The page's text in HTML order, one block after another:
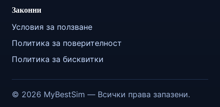
Законни
Условия за ползване
Политика за поверителност
Политика за бисквитки
© 2026 MyBestSim — Всички права запазени.